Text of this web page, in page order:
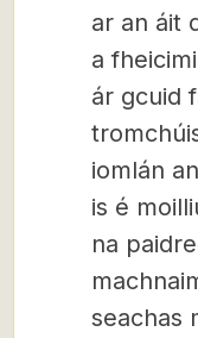
ar an áit
a
ár gcuid
iomlán
is é
na
seachas